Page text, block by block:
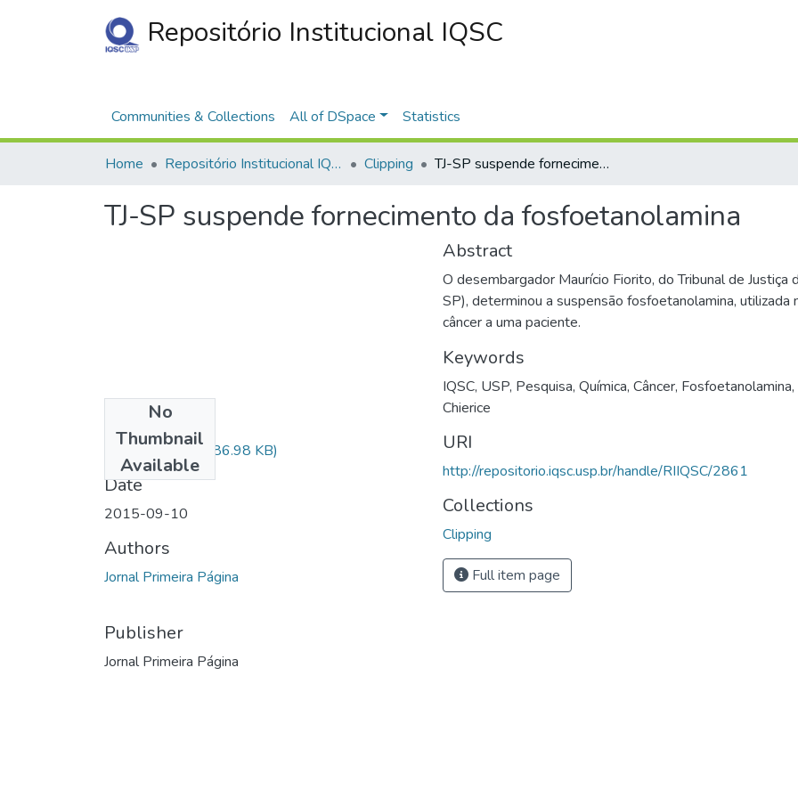
Repositório Institucional IQSC
Communities & Collections All of DSpace Statistics
Home Repositório Institucional IQSC Clipping TJ-SP suspende fornecimento da fosfoetanolamina
TJ-SP suspende fornecimento da fosfoetanolamina
No
Thumbnail
Available
63 - Câncer.jpg(886.98 KB)
Date
2015-09-10
Authors
Jornal Primeira Página
Publisher
Jornal Primeira Página
Abstract
O desembargador Maurício Fiorito, do Tribunal de Justiça
SP), determinou a suspensão fosfoetanolamina, utilizada
câncer a uma paciente.
Keywords
IQSC, USP, Pesquisa, Química, Câncer, Fosfoetanolamina,
Chierice
URI
http://repositorio.iqsc.usp.br/handle/RIIQSC/2861
Collections
Clipping
Full item page